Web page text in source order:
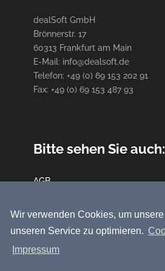
dealSoft GmbH
Brönnerstr. 17
60313 Frankfurt am Main
E-Mail: info@dealsoft.de
Telefon: +49 (0) 69 153 202 91
Fax: +49 (0) 69 153 487 93
Bitte sehen Sie auch:
AGB
Impressum
Wir verwenden Cookies, um
unseren Service zu optimieren.
Impressum